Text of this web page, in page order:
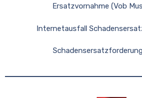
Ersatzvornahme (Vob
Internetausfall